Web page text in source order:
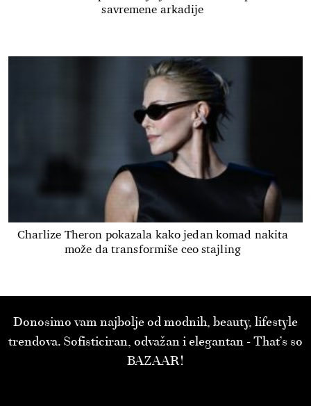
savremene arkadije
Charlize Theron pokazala kako jedan komad nakita
može da transformiše ceo stajling
Donosimo vam najbolje od modnih, beauty, lifestyle
trendova. Sofisticiran, odvažan i elegantan - That’s so
BAZAAR!